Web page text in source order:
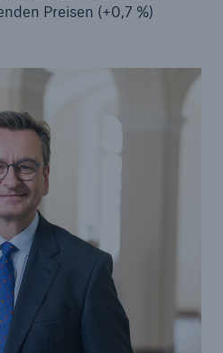
Preisen (+0,7 %)
der Anteil der nicht